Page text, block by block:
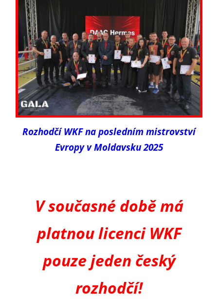
Rozhodčí WKF na posledním mistrovství
Evropy v Moldavsku 2025
V současné době má
platnou licenci WKF
pouze jeden český
rozhodčí!